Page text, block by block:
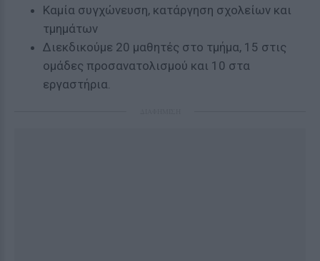
Καμία συγχώνευση, κατάργηση σχολείων και
τμημάτων
Διεκδικούμε 20 μαθητές στο τμήμα, 15 στις
ομάδες προσανατολισμού και 10 στα
εργαστήρια.